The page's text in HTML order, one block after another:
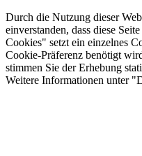
Durch die Nutzung dieser
einverstanden, dass diese
Cookies" setzt ein einzelnes
Cookie-Präferenz benötigt
stimmen Sie der Erhebung
Weitere Informationen unter